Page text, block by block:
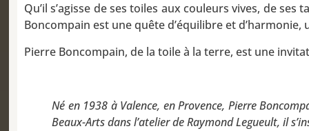
Qu’il s’agisse de ses toiles aux couleurs vives, de
Boncompain est une quête d’équilibre et
Pierre Boncompain, de la toile à la terre, est une
Né en 1938 à Valence, en Provence, Pierre
Beaux-Arts dans l’atelier de Raymond Legueult, il